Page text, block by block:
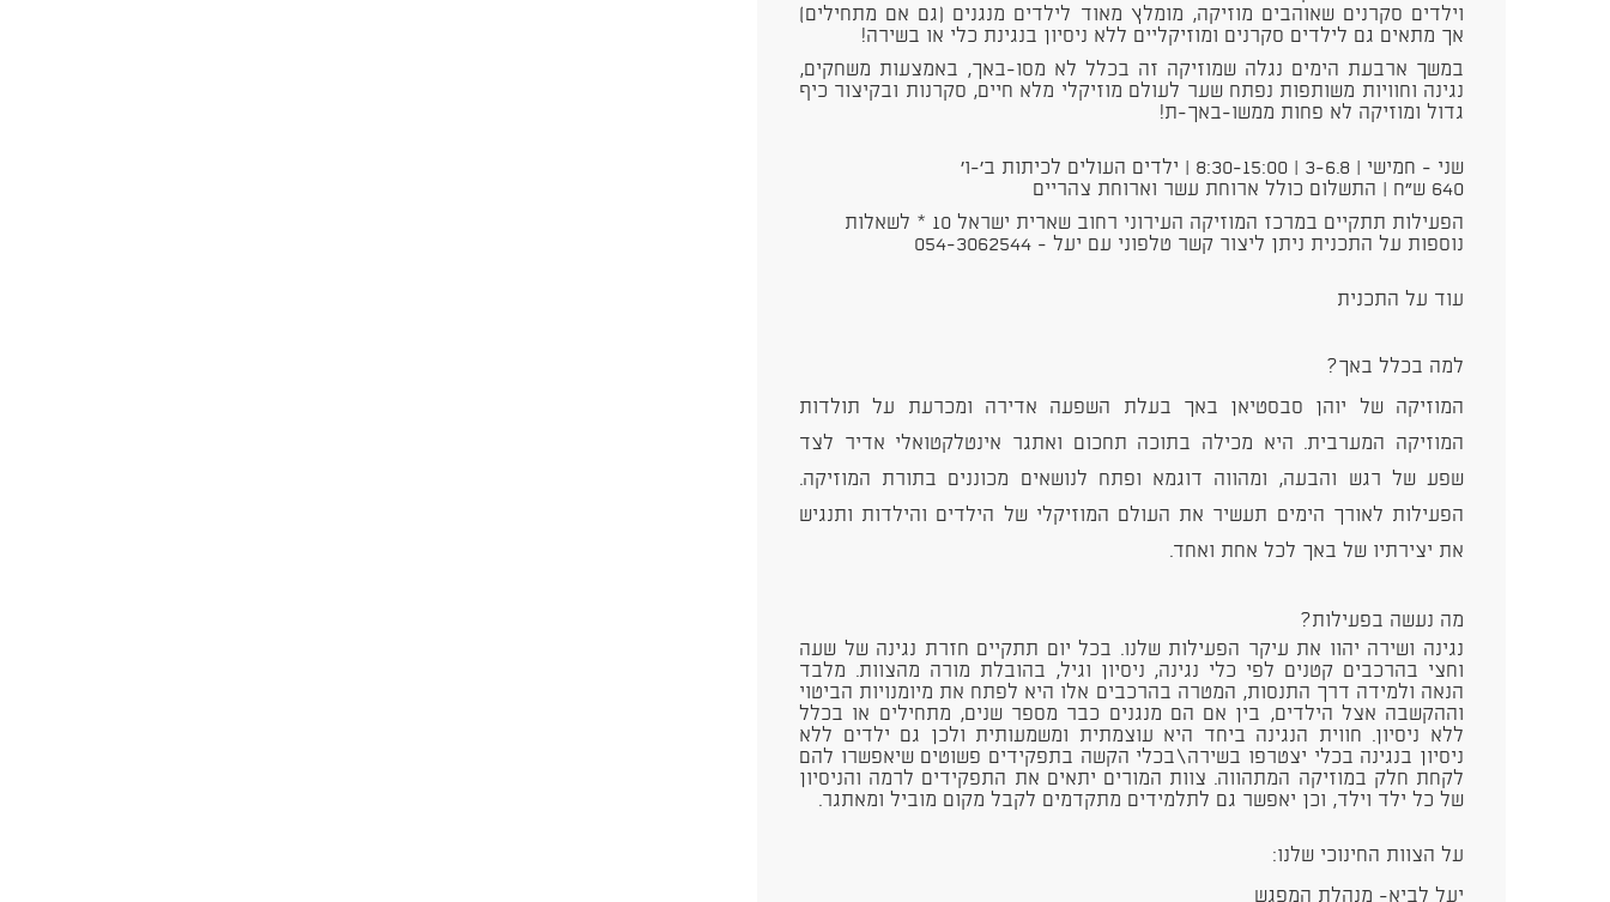
וילדים סקרנים שאוהבים מוזיקה, מומלץ מאוד לילדים מנגנים (גם אם מתחילים)
אך מתאים גם לילדים סקרנים ומוזיקליים ללא ניסיון בנגינת כלי או בשירה!
במשך ארבעת הימים נגלה שמוזיקה זה בכלל לא מסו-באך, באמצעות משחקים,
נגינה וחוויות משותפות נפתח שער לעולם מוזיקלי מלא חיים, סקרנות ובקיצור כיף
גדול ומוזיקה לא פחות ממשו-באך-ת!
שני - חמישי | 3-6.8 | 8:30-15:00 | ילדים העולים לכיתות ב׳-ו׳
640 ש״ח | התשלום כולל ארוחת עשר וארוחת צהריים
הפעילות תתקיים במרכז המוזיקה העירוני רחוב שארית ישראל 10 * לשאלות
נוספות על התכנית ניתן ליצור קשר טלפוני עם יעל - 054-3062544
עוד על התכנית
למה בכלל באך?
המוזיקה של יוהן סבסטיאן באך בעלת השפעה אדירה ומכרעת על תולדות
המוזיקה המערבית. היא מכילה בתוכה תחכום ואתגר אינטלקטואלי אדיר לצד
שפע של רגש והבעה, ומהווה דוגמא ופתח לנושאים מכוננים בתורת המוזיקה.
הפעילות לאורך הימים תעשיר את העולם המוזיקלי של הילדים והילדות ותנגיש
את יצירתיו של באך לכל אחת ואחד.
מה נעשה בפעילות?
נגינה ושירה יהוו את עיקר הפעילות שלנו. בכל יום תתקיים חזרת נגינה של שעה
וחצי בהרכבים קטנים לפי כלי נגינה, ניסיון וגיל, בהובלת מורה מהצוות. מלבד
הנאה ולמידה דרך התנסות, המטרה בהרכבים אלו היא לפתח את מיומנויות הביטוי
וההקשבה אצל הילדים, בין אם הם מנגנים כבר מספר שנים, מתחילים או בכלל
ללא ניסיון. חווית הנגינה ביחד היא עוצמתית ומשמעותית ולכן גם ילדים ללא
ניסיון בנגינה בכלי יצטרפו בשירה\בכלי הקשה בתפקידים פשוטים שיאפשרו להם
לקחת חלק במוזיקה המתהווה. צוות המורים יתאים את התפקידים לרמה והניסיון
של כל ילד וילד, וכן יאפשר גם לתלמידים מתקדמים לקבל מקום מוביל ומאתגר.
על הצוות החינוכי שלנו:
יעל לביא- מנהלת המפגש